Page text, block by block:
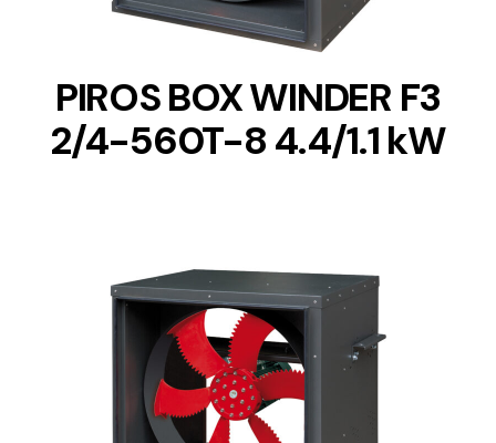
PIROS BOX WINDER F3
2/4-560T-8 4.4/1.1 kW
DETAILS